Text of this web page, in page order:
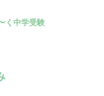
く中学受験